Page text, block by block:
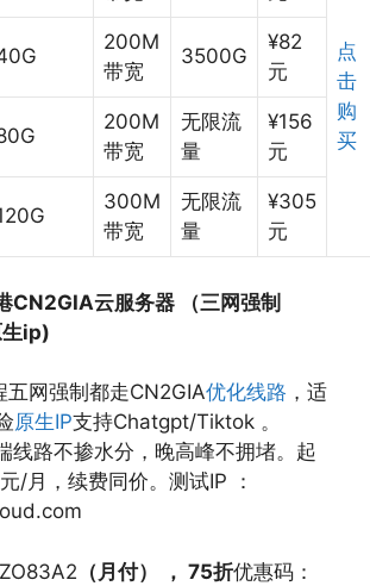
点
击
购
买
200M
带宽
3500G
¥82
元
200M
带宽
无限流
量
¥156
元
300M
带宽
无限流
量
¥305
元
CN2GIA云服务器 （三网强制
生ip)
五网强制都走CN2GIA优化线路 ，适
原生IP支持Chatgpt/Tiktok 。
线路不掺水分，晚高峰不拥堵。起
/月，续费同价。测试IP ：
（月付） ， 75折优惠码：